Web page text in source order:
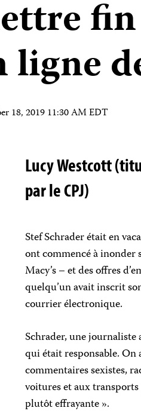
ligne
18, 2019 11:30 AM EDT
Lucy Westcott
par le CPJ)
Stef Schrader était en
ont commencé à inonder
Macy’s – et des offres
quelqu’un avait inscrit
courrier électronique.
Schrader, une journaliste
qui était responsable.
commentaires sexistes,
voitures et aux transports
plutôt effrayante ».